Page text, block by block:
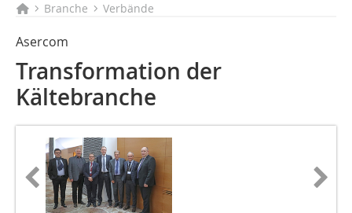
Branche Verbände
Asercom
Transformation der
Kältebranche